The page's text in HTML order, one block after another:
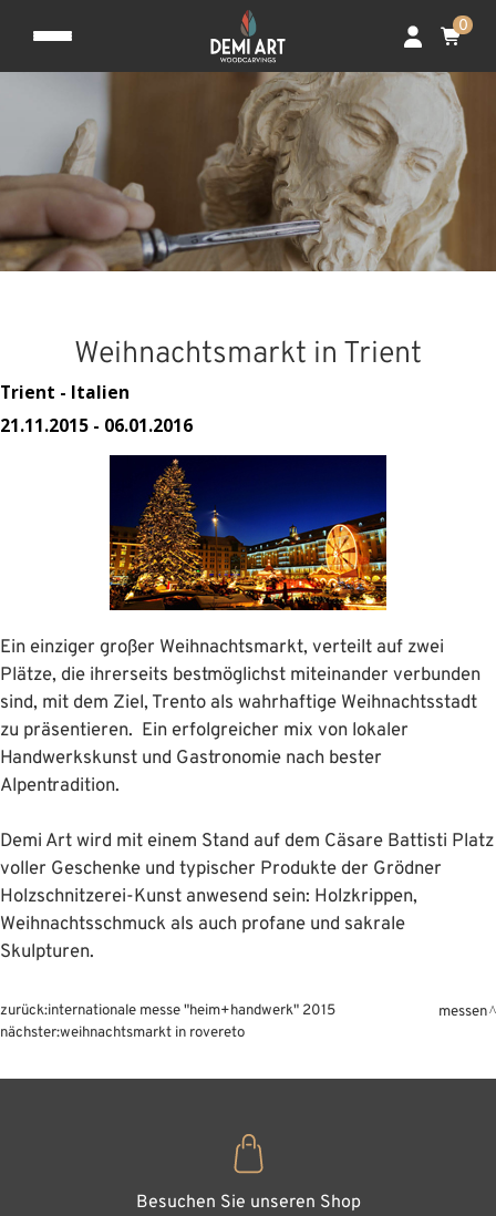
0
Weihnachtsmarkt in Trient
Trient - Italien
21.11.2015 - 06.01.2016
Ein einziger großer Weihnachtsmarkt, verteilt auf zwei
Plätze, die ihrerseits bestmöglichst miteinander verbunden
sind, mit dem Ziel, Trento als wahrhaftige Weihnachtsstadt
zu präsentieren. Ein erfolgreicher mix von lokaler
Handwerkskunst und Gastronomie nach bester
Alpentradition.
Demi Art wird mit einem Stand auf dem Cäsare Battisti Platz
voller Geschenke und typischer Produkte der Grödner
Holzschnitzerei-Kunst anwesend sein: Holzkrippen,
Weihnachtsschmuck als auch profane und sakrale
Skulpturen.
zurück:internationale messe "heim+handwerk" 2015
nächster:weihnachtsmarkt in rovereto
messen
Besuchen Sie unseren Shop